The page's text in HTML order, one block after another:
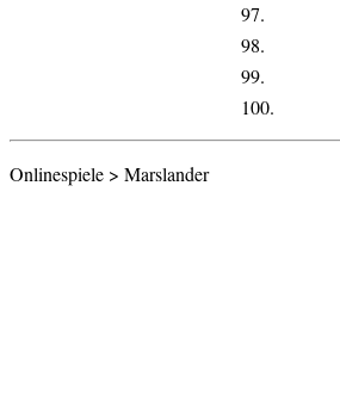
97.
98.
99.
100.
Onlinespiele > Marslander